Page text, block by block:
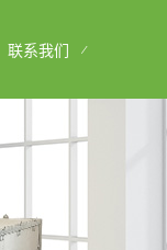
联系我们